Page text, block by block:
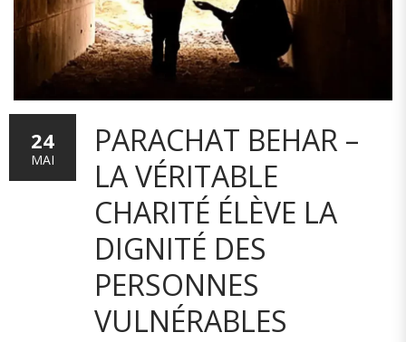
PARACHAT BEHAR –
LA VÉRITABLE
CHARITÉ ÉLÈVE LA
DIGNITÉ DES
PERSONNES
VULNÉRABLES
24
MAI